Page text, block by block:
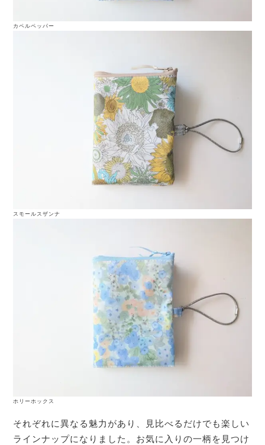
カペルペッパー
スモールスザンナ
ホリーホックス
それぞれに異なる魅力があり、見比べるだけでも楽しい
ラインナップになりました。お気に入りの一柄を見つけ